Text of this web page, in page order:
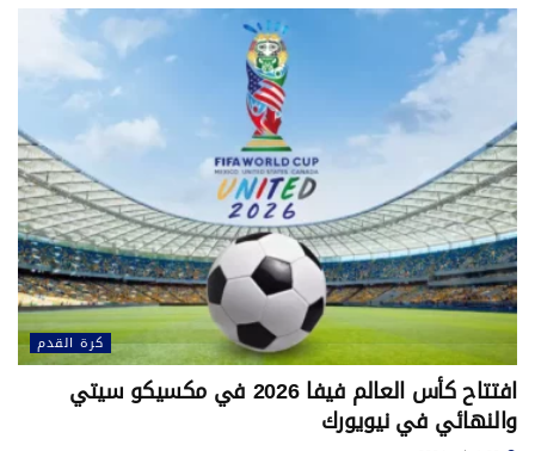
كرة القدم
افتتاح كأس العالم فيفا 2026 في مكسيكو سيتي
والنهائي في نيويورك